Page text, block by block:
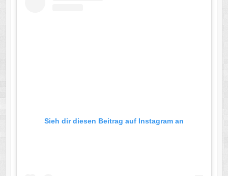
Sieh dir diesen Beitrag auf Instagram an